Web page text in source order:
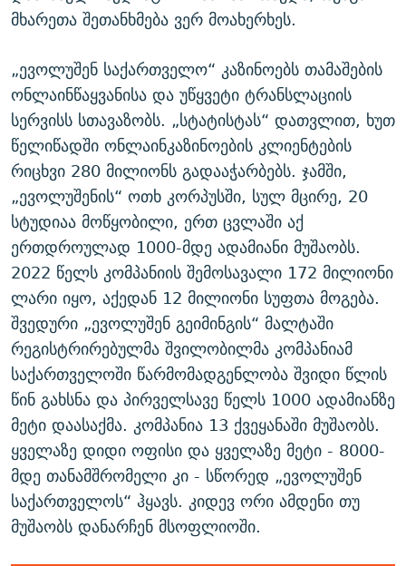
მხარეთა შეთანხმება ვერ მოახერხეს.
„ევოლუშენ საქართველო“ კაზინოებს თამაშების
ონლაინწაყვანისა და უწყვეტი ტრანსლაციის
სერვისს სთავაზობს. „სტატისტას“ დათვლით, ხუთ
წელიწადში ონლაინკაზინოების კლიენტების
რიცხვი 280 მილიონს გადააჭარბებს. ჯამში,
„ევოლუშენის“ ოთხ კორპუსში, სულ მცირე, 20
სტუდიაა მოწყობილი, ერთ ცვლაში აქ
ერთდროულად 1000-მდე ადამიანი მუშაობს.
2022 წელს კომპანიის შემოსავალი 172 მილიონი
ლარი იყო, აქედან 12 მილიონი სუფთა მოგება.
შვედური „ევოლუშენ გეიმინგის“ მალტაში
რეგისტრირებულმა შვილობილმა კომპანიამ
საქართველოში წარმომადგენლობა შვიდი წლის
წინ გახსნა და პირველსავე წელს 1000 ადამიანზე
მეტი დაასაქმა. კომპანია 13 ქვეყანაში მუშაობს.
ყველაზე დიდი ოფისი და ყველაზე მეტი - 8000-
მდე თანამშრომელი კი - სწორედ „ევოლუშენ
საქართველოს“ ჰყავს. კიდევ ორი ამდენი თუ
მუშაობს დანარჩენ მსოფლიოში.